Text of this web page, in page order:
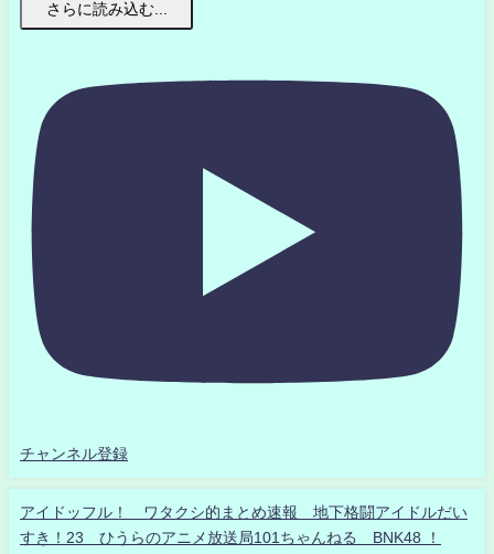
さらに読み込む...
チャンネル登録
アイドッフル！ ワタクシ的まとめ速報 地下格闘アイドルだい
すき！23 ひうらのアニメ放送局101ちゃんねる BNK48 ！